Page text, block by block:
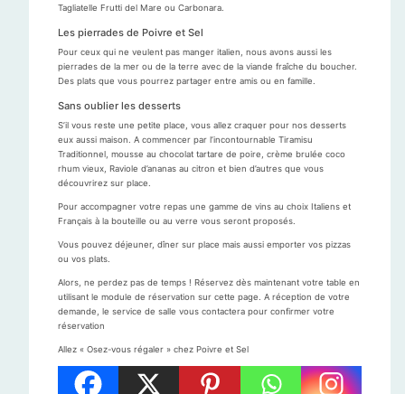
Tagliatelle Frutti del Mare ou Carbonara.
Les pierrades de Poivre et Sel
Pour ceux qui ne veulent pas manger italien, nous avons aussi les
pierrades de la mer ou de la terre avec de la viande fraîche du boucher.
Des plats que vous pourrez partager entre amis ou en famille.
Sans oublier les desserts
S’il vous reste une petite place, vous allez craquer pour nos desserts
eux aussi maison. A commencer par l’incontournable Tiramisu
Traditionnel, mousse au chocolat tartare de poire, crème brulée coco
rhum vieux, Raviole d’ananas au citron et bien d’autres que vous
découvrirez sur place.
Pour accompagner votre repas une gamme de vins au choix Italiens et
Français à la bouteille ou au verre vous seront proposés.
Vous pouvez déjeuner, dîner sur place mais aussi emporter vos pizzas
ou vos plats.
Alors, ne perdez pas de temps ! Réservez dès maintenant votre table en
utilisant le module de réservation sur cette page. A réception de votre
demande, le service de salle vous contactera pour confirmer votre
réservation
Allez « Osez-vous régaler » chez Poivre et Sel